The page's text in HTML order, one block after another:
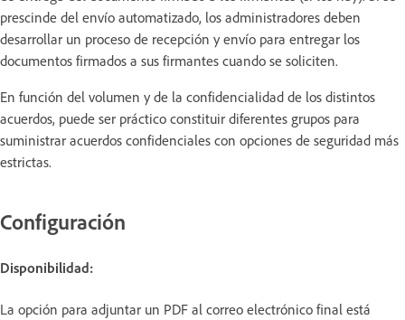
prescinde del envío automatizado, los administradores deben
desarrollar un proceso de recepción y envío para entregar los
documentos firmados a sus firmantes cuando se soliciten.
En función del volumen y de la confidencialidad de los distintos
acuerdos, puede ser práctico constituir diferentes grupos para
suministrar acuerdos confidenciales con opciones de seguridad más
estrictas.
Configuración
Disponibilidad:
La opción para adjuntar un PDF al correo electrónico final está